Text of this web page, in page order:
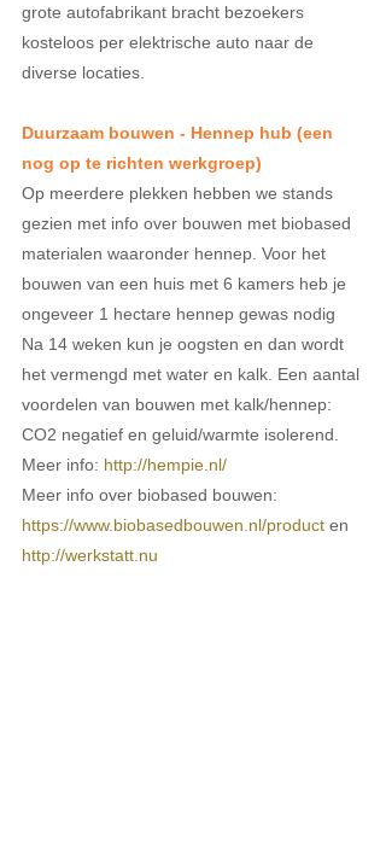
grote autofabrikant bracht bezoekers
kosteloos per elektrische auto naar de
diverse locaties.
Duurzaam bouwen - Hennep hub (een
nog op te richten werkgroep)
Op meerdere plekken hebben we stands
gezien met info over bouwen met biobased
materialen waaronder hennep. Voor het
bouwen van een huis met 6 kamers heb je
ongeveer 1 hectare hennep gewas nodig
Na 14 weken kun je oogsten en dan wordt
het vermengd met water en kalk. Een aantal
voordelen van bouwen met kalk/hennep:
CO2 negatief en geluid/warmte isolerend.
Meer info: http://hempie.nl/
Meer info over biobased bouwen:
https://www.biobasedbouwen.nl/product en
http://werkstatt.nu